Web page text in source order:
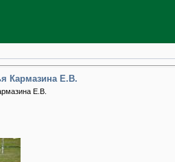
Кармазина Е.В.
Е.В.